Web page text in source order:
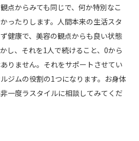
点からみても同じで、何か特別なこ
ったりします。人間本来の生活スタ
健康で、美容の観点からも良い状態
し、それを1人で続けること、0から
りません。それをサポートさせてい
ジムの役割の1つになります。お身体
一度ラスタイルに相談してみてくだ